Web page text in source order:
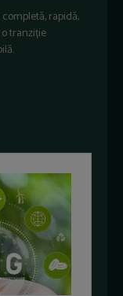
rapidă,
tranziție